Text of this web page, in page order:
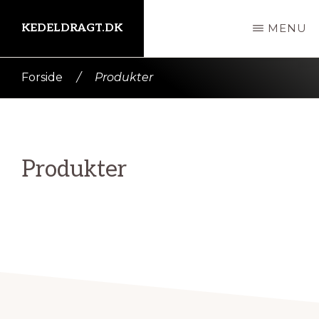
indhold
KEDELDRAGT.DK MENU
Forside / Produkter
Produkter